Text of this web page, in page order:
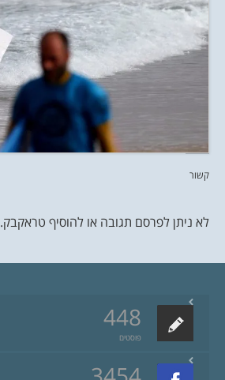
קשור
לא ניתן לפרסם תגובה או להוסיף טראקבק.
448
פוסטים